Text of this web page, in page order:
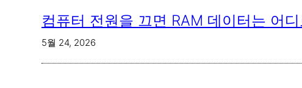
컴퓨터 전원을 끄면 RAM 데이터는 어
5월 24, 2026